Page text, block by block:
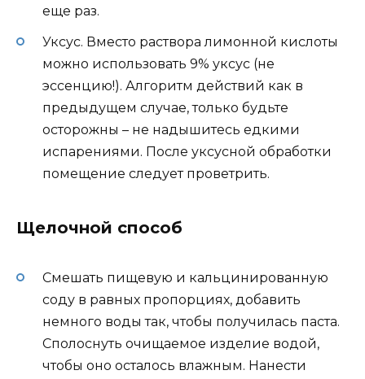
еще раз.
Уксус. Вместо раствора лимонной кислоты
можно использовать 9% уксус (не
эссенцию!). Алгоритм действий как в
предыдущем случае, только будьте
осторожны – не надышитесь едкими
испарениями. После уксусной обработки
помещение следует проветрить.
Щелочной способ
Смешать пищевую и кальцинированную
соду в равных пропорциях, добавить
немного воды так, чтобы получилась паста.
Сполоснуть очищаемое изделие водой,
чтобы оно осталось влажным. Нанести